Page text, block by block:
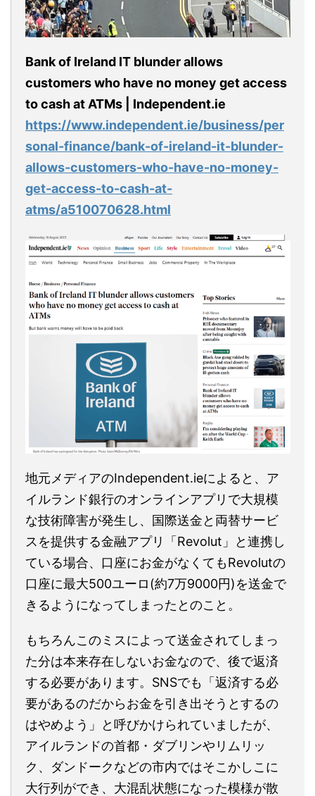
Bank of Ireland IT blunder allows
customers who have no money get access
to cash at ATMs | Independent.ie
https://www.independent.ie/business/per
sonal-finance/bank-of-ireland-it-blunder-
allows-customers-who-have-no-money-
get-access-to-cash-at-
atms/a510070628.html
地元メディアのIndependent.ieによると、ア
イルランド銀行のオンラインアプリで大規模
な技術障害が発生し、国際送金と両替サービ
スを提供する金融アプリ「Revolut」と連携し
ている場合、口座にお金がなくてもRevolutの
口座に最大500ユーロ(約7万9000円)を送金で
きるようになってしまったとのこと。
もちろんこのミスによって送金されてしまっ
た分は本来存在しないお金なので、後で返済
する必要があります。SNSでも「返済する必
要があるのだからお金を引き出そうとするの
はやめよう」と呼びかけられていましたが、
アイルランドの首都・ダブリンやリムリッ
ク、ダンドークなどの市内ではそこかしこに
大行列ができ、大混乱状態になった模様が散